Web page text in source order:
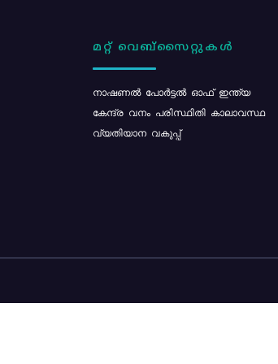
മറ്റ് വെബ്സൈറ്റുകൾ
നാഷണൽ പോർട്ടൽ ഓഫ് ഇന്ത്യ
കേന്ദ്ര വനം പരിസ്ഥിതി കാലാവസ്ഥ
വ്യതിയാന വകുപ്പ്